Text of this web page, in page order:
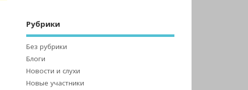
Рубрики
Без рубрики
Блоги
Новости и слухи
Новые участники